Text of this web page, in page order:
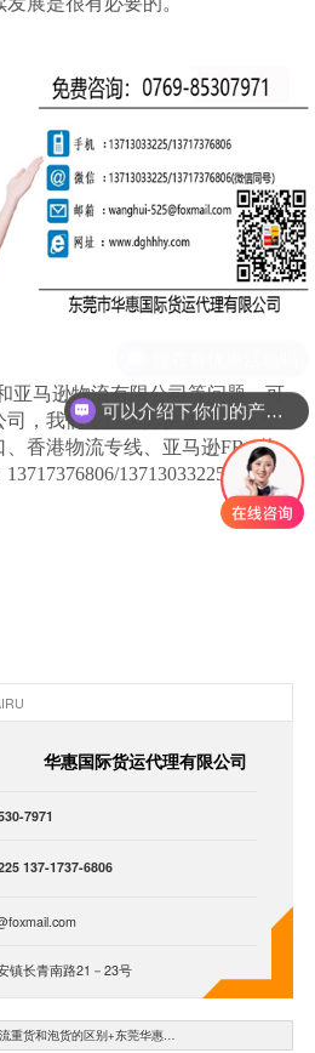
亚马逊物流有限公司等问题，可
，我们专注国际快递、国际空
香港物流专线、亚马逊FBA物
13713033225
华惠国际货运代理有限公司
7971
137-1737-6806
镇长青南路21－23号
重货和泡货的区别+东莞华惠…
可以介绍下你们的产品么